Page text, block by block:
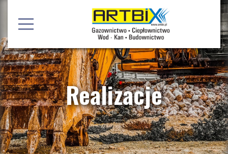
Realizacje